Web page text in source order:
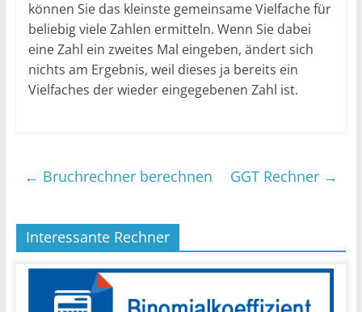
können Sie das kleinste gemeinsame Vielfache für
beliebig viele Zahlen ermitteln. Wenn Sie dabei
eine Zahl ein zweites Mal eingeben, ändert sich
nichts am Ergebnis, weil dieses ja bereits ein
Vielfaches der wieder eingegebenen Zahl ist.
← Bruchrechner berechnen GGT Rechner →
Interessante Rechner